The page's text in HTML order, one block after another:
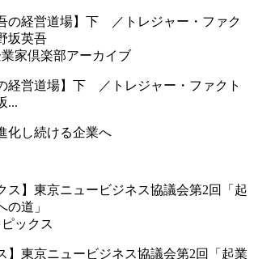
家倶楽部アーカイブ
経営道場】下 ／トレジャー・ファクト
...
化し続ける企業へ
ピックス
】東京ニュービジネス協議会第2回「起業